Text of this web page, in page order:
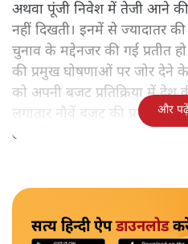
अथवा पूंजी निवेश में तेजी आने की
नहीं दिखती। इनमें से ज्यादातर
चुनाव के मद्देनजर की गई प्रतीत
की प्रमुख घोषणाओं पर जोर देने के
को अपनी बजट प्रतिक्रिया में देश
लगातार नौवें बजट की प्रस्तुति
उपलब्धि बताने पर मजबूर होना पड़ा।
और
सत्य हिन्दी ऐपडाउनलोड